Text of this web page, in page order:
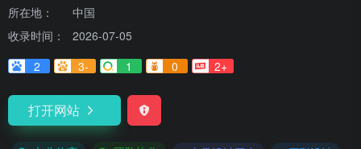
所在地：
中国
收录时间：
2026-07-05
2
3- 1 0 2+
打开网站